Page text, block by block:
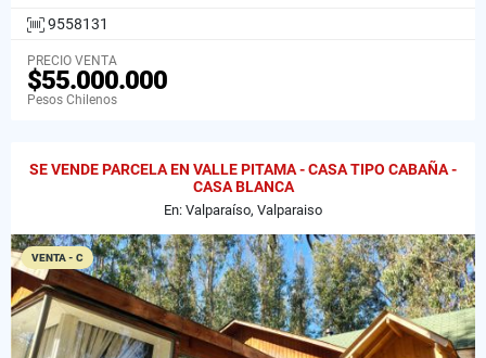
9558131
PRECIO VENTA
$55.000.000
Pesos Chilenos
SE VENDE PARCELA EN VALLE PITAMA - CASA TIPO CABAÑA -
CASA BLANCA
En: Valparaíso, Valparaiso
VENTA - C